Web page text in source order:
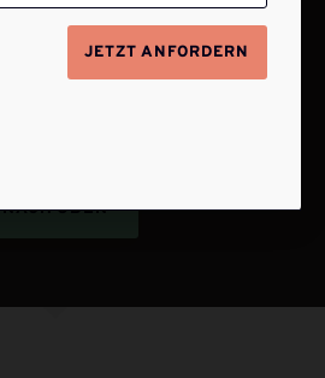
NACH OBEN
JETZT ANFORDERN